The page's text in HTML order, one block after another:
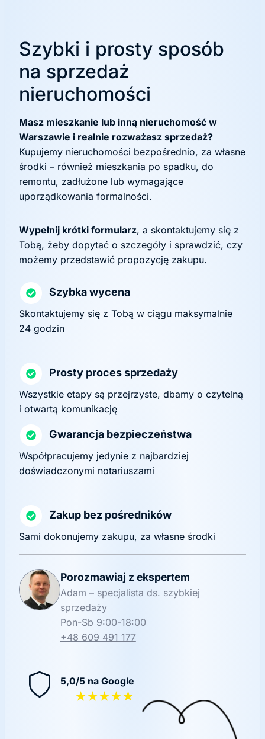
Szybki i prosty sposób
na sprzedaż
nieruchomości
Masz mieszkanie lub inną nieruchomość w
Warszawie i realnie rozważasz sprzedaż?
Kupujemy nieruchomości bezpośrednio, za własne
środki – również mieszkania po spadku, do
remontu, zadłużone lub wymagające
uporządkowania formalności.
Wypełnij krótki formularz, a skontaktujemy się z
Tobą, żeby dopytać o szczegóły i sprawdzić, czy
możemy przedstawić propozycję zakupu.
Szybka wycena
Skontaktujemy się z Tobą w ciągu maksymalnie
24 godzin
Prosty proces sprzedaży
Wszystkie etapy są przejrzyste, dbamy o czytelną
i otwartą komunikację
Gwarancja bezpieczeństwa
Współpracujemy jedynie z najbardziej
doświadczonymi notariuszami
Zakup bez pośredników
Sami dokonujemy zakupu, za własne środki
Porozmawiaj z ekspertem
Adam – specjalista ds. szybkiej
sprzedaży
Pon-Sb 9:00-18:00
+48 609 491 177
5,0/5 na Google
★★★★★